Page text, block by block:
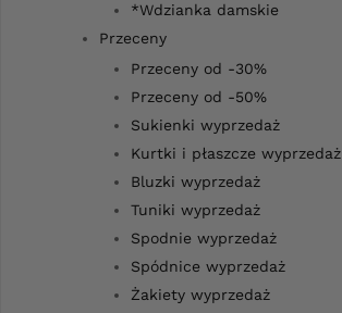
*Wdzianka damskie
Przeceny
Przeceny od -30%
Przeceny od -50%
Sukienki wyprzedaż
Kurtki i płaszcze wyprzedaż
Bluzki wyprzedaż
Tuniki wyprzedaż
Spodnie wyprzedaż
Spódnice wyprzedaż
Żakiety wyprzedaż